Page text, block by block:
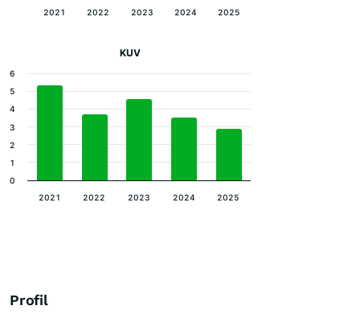
2021 2022 2023 2024 2025
KUV
2021 2022 2023 2024 2025
0
1
2
3
4
5
6
Profil